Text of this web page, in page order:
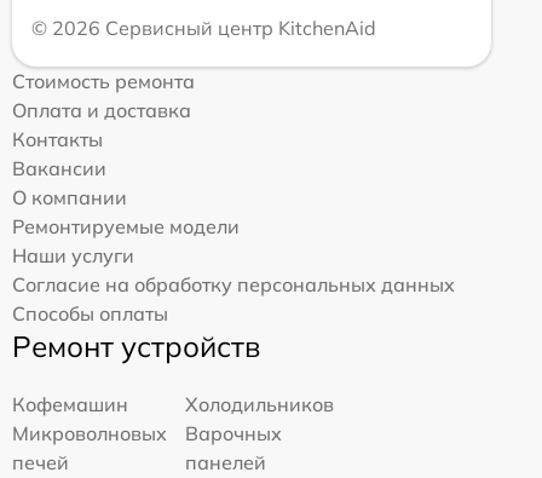
© 2026 Сервисный центр KitchenAid
Стоимость ремонта
Оплата и доставка
Контакты
Вакансии
О компании
Ремонтируемые модели
Наши услуги
Согласие на обработку персональных данных
Способы оплаты
Ремонт устройств
Кофемашин
Холодильников
Микроволновых
печей
Варочных
панелей